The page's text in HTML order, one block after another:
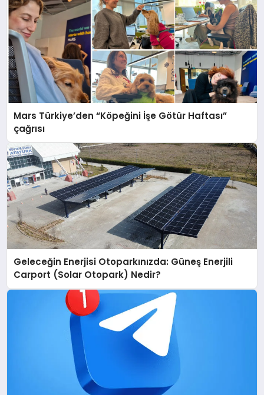
Mars Türkiye’den “Köpeğini İşe Götür Haftası”
çağrısı
Geleceğin Enerjisi Otoparkınızda: Güneş Enerjili
Carport (Solar Otopark) Nedir?